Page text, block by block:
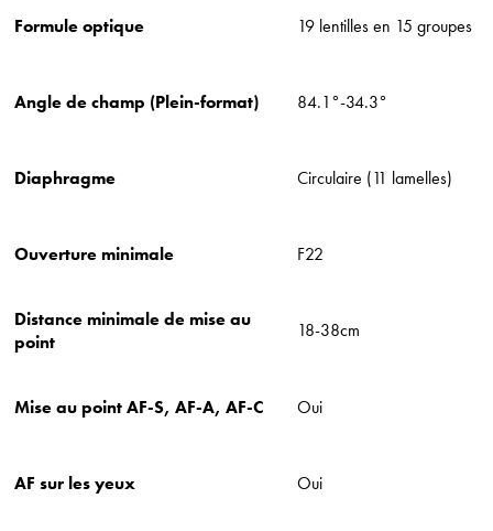
Formule optique 19 lentilles en 15 groupes
Angle de champ (Plein-format) 84.1°-34.3°
Diaphragme Circulaire (11 lamelles)
Ouverture minimale F22
Distance minimale de mise au
point
18-38cm
Mise au point AF-S, AF-A, AF-C Oui
AF sur les yeux Oui